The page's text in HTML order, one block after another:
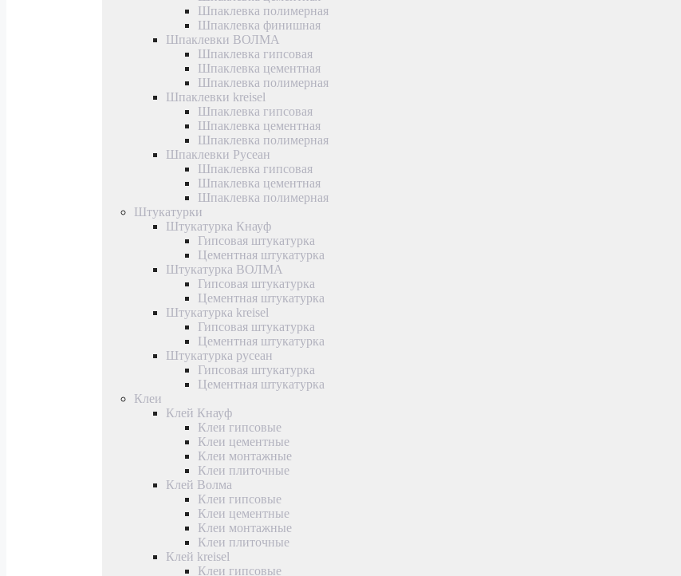
Шпаклевка полимерная
Шпаклевка финишная
Шпаклевки ВОЛМА
Шпаклевка гипсовая
Шпаклевка цементная
Шпаклевка полимерная
Шпаклевки kreisel
Шпаклевка гипсовая
Шпаклевка цементная
Шпаклевка полимерная
Шпаклевки Русеан
Шпаклевка гипсовая
Шпаклевка цементная
Шпаклевка полимерная
Штукатурки
Штукатурка Кнауф
Гипсовая штукатурка
Цементная штукатурка
Штукатурка ВОЛМА
Гипсовая штукатурка
Цементная штукатурка
Штукатурка kreisel
Гипсовая штукатурка
Цементная штукатурка
Штукатурка русеан
Гипсовая штукатурка
Цементная штукатурка
Клеи
Клей Кнауф
Клеи гипсовые
Клеи цементные
Клеи монтажные
Клеи плиточные
Клей Волма
Клеи гипсовые
Клеи цементные
Клеи монтажные
Клеи плиточные
Клей kreisel
Клеи гипсовые